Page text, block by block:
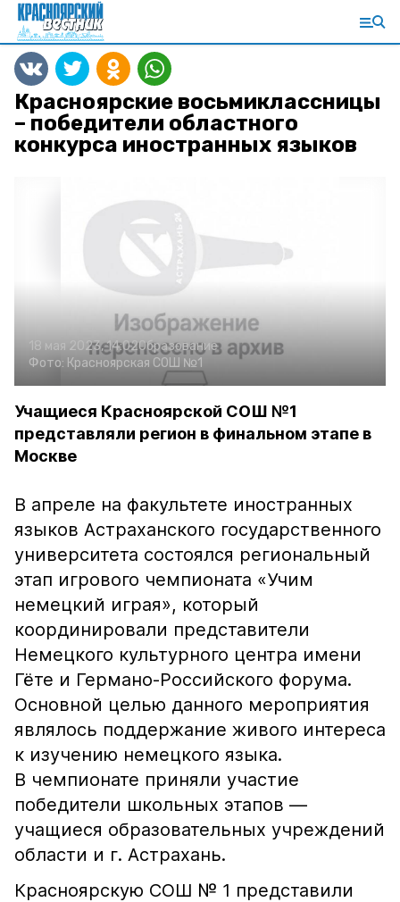
Красноярские восьмиклассницы
– победители областного
конкурса иностранных языков
18 мая 2023, 14:02Образование
Фото: Красноярская СОШ №1
Учащиеся Красноярской СОШ №1
представляли регион в финальном этапе в
Москве
В апреле на факультете иностранных
языков Астраханского государственного
университета состоялся региональный
этап игрового чемпионата «Учим
немецкий играя», который
координировали представители
Немецкого культурного центра имени
Гёте и Германо-Российского форума.
Основной целью данного мероприятия
являлось поддержание живого интереса
к изучению немецкого языка.
В чемпионате приняли участие
победители школьных этапов —
учащиеся образовательных учреждений
области и г. Астрахань.
Красноярскую СОШ № 1 представили